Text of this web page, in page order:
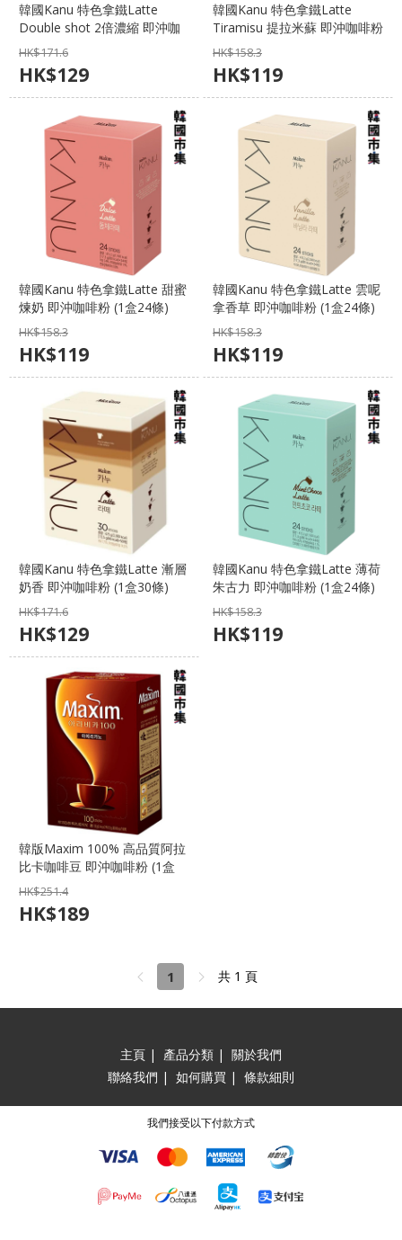
韓國Kanu 特色拿鐵Latte
Double shot 2倍濃縮 即沖咖
啡粉 (1盒30條)【市集世界 - 韓
國市集】
HK$171.6
HK$129
韓國Kanu 特色拿鐵Latte
Tiramisu 提拉米蘇 即沖咖啡粉
(1盒24條)【市集世界 - 韓國市
集】
HK$158.3
HK$119
韓國Kanu 特色拿鐵Latte 甜蜜
煉奶 即沖咖啡粉 (1盒24條)
【市集世界 - 韓國市集】
HK$158.3
HK$119
韓國Kanu 特色拿鐵Latte 雲呢
拿香草 即沖咖啡粉 (1盒24條)
【市集世界 - 韓國市集】
HK$158.3
HK$119
韓國Kanu 特色拿鐵Latte 漸層
奶香 即沖咖啡粉 (1盒30條)
【市集世界 - 韓國市集】
HK$171.6
HK$129
韓國Kanu 特色拿鐵Latte 薄荷
朱古力 即沖咖啡粉 (1盒24條)
【市集世界 - 韓國市集】
HK$158.3
HK$119
韓版Maxim 100% 高品質阿拉
比卡咖啡豆 即沖咖啡粉 (1盒
100條)【市集世界 - 韓國市
集】
HK$251.4
HK$189
1 共 1 頁
主頁 | 產品分類 | 關於我們
聯絡我們 | 如何購買 | 條款細則
我們接受以下付款方式